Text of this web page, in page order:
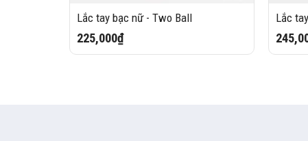
Lắc tay bạc nữ - Two Ball
225,000₫
Lắc